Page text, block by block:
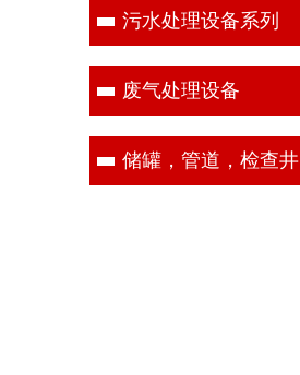
污水处理设备系列
废气处理设备
储罐，管道，检查井